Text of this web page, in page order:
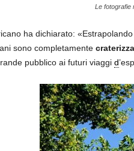
Le fotografie
ha dichiarato:
sono completamente
pubblico ai futuri viaggi d